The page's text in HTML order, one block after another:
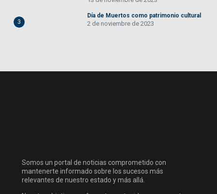
3
Día de Muertos como patrimonio cultural
2 de noviembre de 2023
Somos un portal de noticias comprometido con
mantenerte informado sobre los sucesos más
relevantes de nuestro estado y más allá.